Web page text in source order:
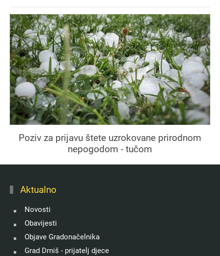
Poziv za prijavu štete uzrokovane prirodnom
nepogodom - tučom
Aktualno
Novosti
Obavijesti
Objave Gradonačelnika
Grad Drniš - prijatelj djece